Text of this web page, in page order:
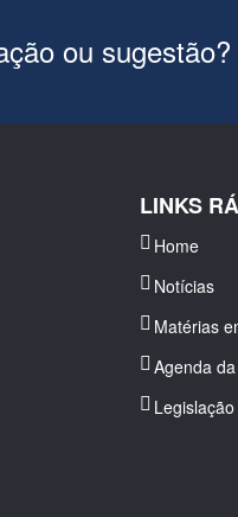
ou sugestão?
LINKS
Home
Notícias
Matérias
Agenda
Legislação